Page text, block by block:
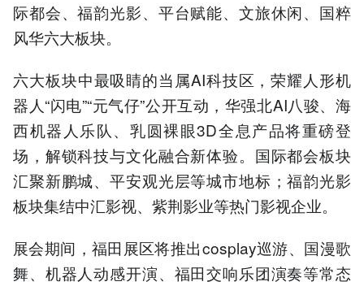
际都会、福韵光影、平台赋能、文旅休闲、国粹
风华六大板块。
六大板块中最吸睛的当属AI科技区，荣耀人形机
器人“闪电”“元气仔”公开互动，华强北AI八骏、海
西机器人乐队、乳圆裸眼3D全息产品将重磅登
场，解锁科技与文化融合新体验。国际都会板块
汇聚新鹏城、平安观光层等城市地标；福韵光影
板块集结中汇影视、紫荆影业等热门影视企业。
展会期间，福田展区将推出cosplay巡游、国漫歌
舞、机器人动感开演、福田交响乐团演奏等常态